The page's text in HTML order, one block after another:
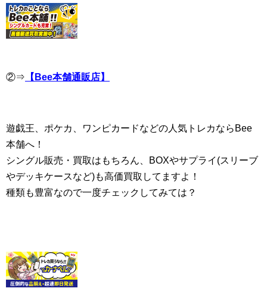
②⇒ 【Bee本舗通販店】
遊戯王、ポケカ、ワンピカードなどの人気トレカならBee
本舗へ！
シングル販売・買取はもちろん、BOXやサプライ(スリーブ
やデッキケースなど)も高価買取してますよ！
種類も豊富なので一度チェックしてみては？